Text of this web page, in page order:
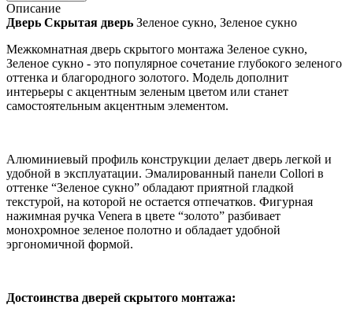
Описание
Дверь Скрытая дверь Зеленое сукно, Зеленое сукно
Межкомнатная дверь скрытого монтажа Зеленое сукно,
Зеленое сукно - это популярное сочетание глубокого зеленого
оттенка и благородного золотого. Модель дополнит
интерьеры с акцентным зеленым цветом или станет
самостоятельным акцентным элементом.
Алюминиевый профиль конструкции делает дверь легкой и
удобной в эксплуатации. Эмалированный панели Collori в
оттенке “Зеленое сукно” обладают приятной гладкой
текстурой, на которой не остается отпечатков. Фигурная
нажимная ручка Venera в цвете “золото” разбивает
монохромное зеленое полотно и обладает удобной
эргономичной формой.
Достоинства дверей скрытого монтажа: